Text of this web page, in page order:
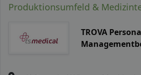
Produktionsumfeld &
TROVA